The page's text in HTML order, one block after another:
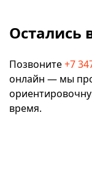
Остались
Позвоните+7
онлайн — мы
время.